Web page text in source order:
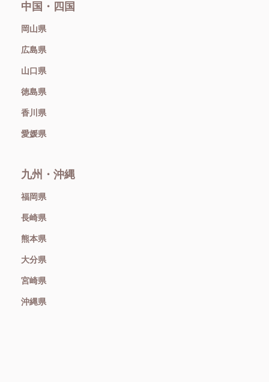
中国・四国
岡山県
広島県
山口県
徳島県
香川県
愛媛県
九州・沖縄
福岡県
長崎県
熊本県
大分県
宮崎県
沖縄県